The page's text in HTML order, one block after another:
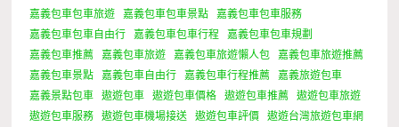
嘉義包車包車旅遊
嘉義包車包車景點
嘉義包車包車服務
嘉義包車包車自由行
嘉義包車包車行程
嘉義包車包車規劃
嘉義包車推薦
嘉義包車旅遊 嘉義包車旅遊懶人包
嘉義包車旅遊推薦
嘉義包車景點
嘉義包車自由行 嘉義包車行程推薦
嘉義旅遊包車
嘉義景點包車
遨遊包車 遨遊包車價格 遨遊包車推薦
遨遊包車旅遊
遨遊包車服務
遨遊包車機場接送 遨遊包車評價 遨遊台灣旅遊包車網